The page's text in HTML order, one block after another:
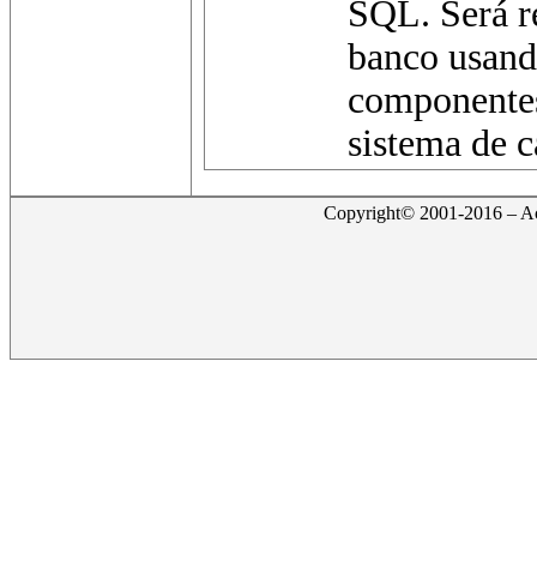
SQL. Será
banco
sistema de
Copyright© 2001-2016 –